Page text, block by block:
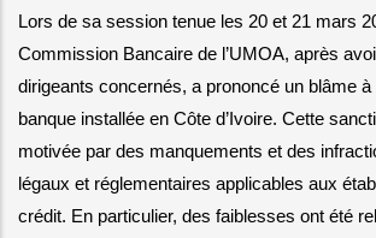
Lors de sa session tenue les 20 et 21 mars
Commission Bancaire de l’UMOA, après
dirigeants concernés, a prononcé un blâme à
banque installée en Côte d’Ivoire. Cette
motivée par des manquements et des
légaux et réglementaires applicables aux
crédit. En particulier, des faiblesses ont été